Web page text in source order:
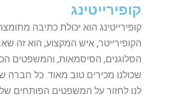
קופירייטינג
קופירייטינג הוא יכולת כתיבה
הקופירייטר, איש המקצוע, הוא זה
הסלוגנים, הסיסמאות, והמשפטים
שכולנו מכירים טוב מאוד. כל חברה
לנו לחזור על המשפטים הפותחים